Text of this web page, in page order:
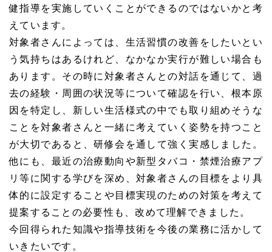
健指導を実施していくことができるのではないかと考
えています。
対象者さんによっては、生活習慣の改善をしたいとい
う気持ちはあるけれど、なかなか実行が難しい場合も
あります。その時に対象者さんとの対話を通じて、過
去の経験・周囲の状況等について確認を行い、根本原
因を特定し、新しい生活様式の中でも取り組めそうな
ことを対象者さんと一緒に考えていく姿勢を持つこと
が大切であると、研修会を通して強く実感しました。
他にも、最近の治療動向や新型タバコ・禁煙治療アプ
リ等に関する学びを深め、対象者さんの目標をより具
体的に設定することや目標実現のための対策を考えて
提案することの必要性も、改めて理解できました。
今回得られた知識や指導技術を今後の業務に活かして
いきたいです。